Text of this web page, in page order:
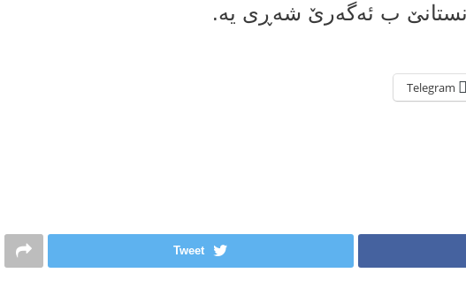
ب ئه‌گه‌رێ شه‌ڕی یه‌.
Telegram
Tweet